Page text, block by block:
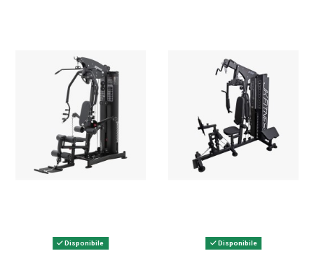
Disponibile Disponibile